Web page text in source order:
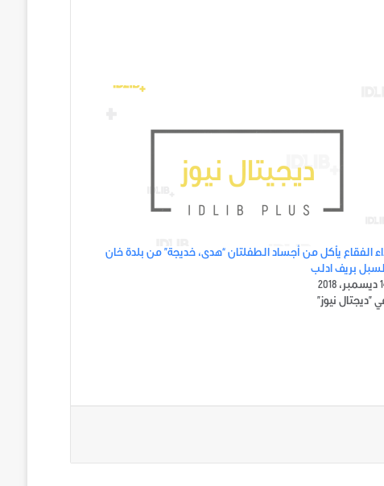
الفقاع يأكل من أجساد الطفلتان “هدى، خديجة” من بلدة خان
بريف ادلب
2018
"ديجتال نيوز"